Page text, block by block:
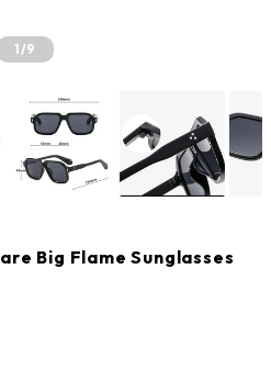
1/9
Big Flame Sunglasses